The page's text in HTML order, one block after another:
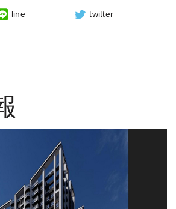
line twitter